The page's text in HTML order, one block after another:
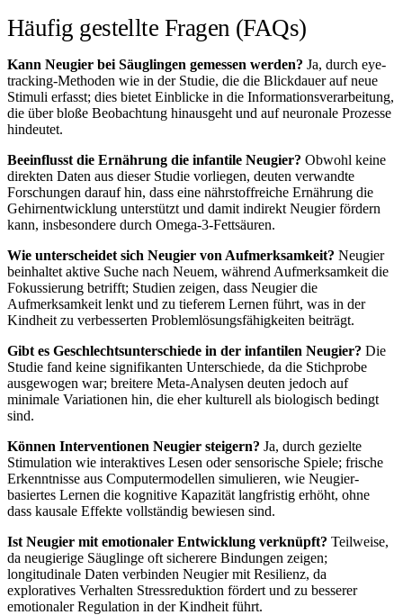
Häufig gestellte Fragen (FAQs)
Kann Neugier bei Säuglingen gemessen werden? Ja, durch eye-
tracking-Methoden wie in der Studie, die die Blickdauer auf neue
Stimuli erfasst; dies bietet Einblicke in die Informationsverarbeitung,
die über bloße Beobachtung hinausgeht und auf neuronale Prozesse
hindeutet.
Beeinflusst die Ernährung die infantile Neugier? Obwohl keine
direkten Daten aus dieser Studie vorliegen, deuten verwandte
Forschungen darauf hin, dass eine nährstoffreiche Ernährung die
Gehirnentwicklung unterstützt und damit indirekt Neugier fördern
kann, insbesondere durch Omega-3-Fettsäuren.
Wie unterscheidet sich Neugier von Aufmerksamkeit? Neugier
beinhaltet aktive Suche nach Neuem, während Aufmerksamkeit die
Fokussierung betrifft; Studien zeigen, dass Neugier die
Aufmerksamkeit lenkt und zu tieferem Lernen führt, was in der
Kindheit zu verbesserten Problemlösungsfähigkeiten beiträgt.
Gibt es Geschlechtsunterschiede in der infantilen Neugier? Die
Studie fand keine signifikanten Unterschiede, da die Stichprobe
ausgewogen war; breitere Meta-Analysen deuten jedoch auf
minimale Variationen hin, die eher kulturell als biologisch bedingt
sind.
Können Interventionen Neugier steigern? Ja, durch gezielte
Stimulation wie interaktives Lesen oder sensorische Spiele; frische
Erkenntnisse aus Computermodellen simulieren, wie Neugier-
basiertes Lernen die kognitive Kapazität langfristig erhöht, ohne
dass kausale Effekte vollständig bewiesen sind.
Ist Neugier mit emotionaler Entwicklung verknüpft? Teilweise,
da neugierige Säuglinge oft sicherere Bindungen zeigen;
longitudinale Daten verbinden Neugier mit Resilienz, da
exploratives Verhalten Stressreduktion fördert und zu besserer
emotionaler Regulation in der Kindheit führt.